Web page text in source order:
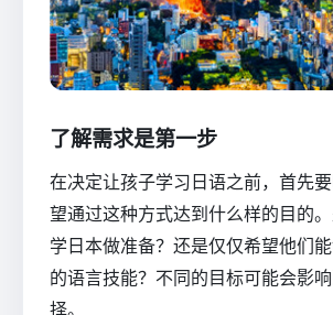
了解需求是第一步
在决定让孩子学习日语之前，首先
望通过这种方式达到什么样的目的
学日本做准备？还是仅仅希望他们
的语言技能？不同的目标可能会影
择。